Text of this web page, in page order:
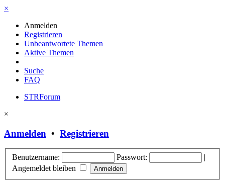
×
Anmelden
Registrieren
Unbeantwortete Themen
Aktive Themen
Suche
FAQ
STRForum
×
Anmelden • Registrieren
Benutzername: Passwort:
|
Angemeldet bleiben